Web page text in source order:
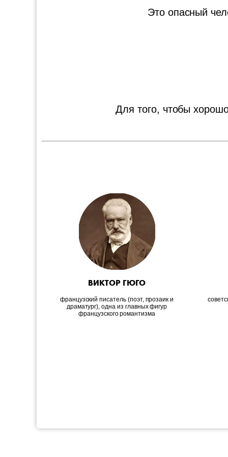
Это опасный
Для того, чтобы
ВИКТОР ГЮГО
французский писатель (поэт, прозаик и
драматург), одна из главных фигур
французского романтизма